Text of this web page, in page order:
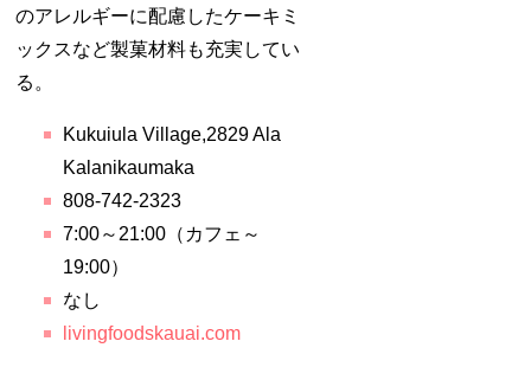
のアレルギーに配慮したケーキミ
ックスなど製菓材料も充実してい
る。
Kukuiula Village,2829 Ala
Kalanikaumaka
808-742-2323
7:00～21:00（カフェ～
19:00）
なし
livingfoodskauai.com